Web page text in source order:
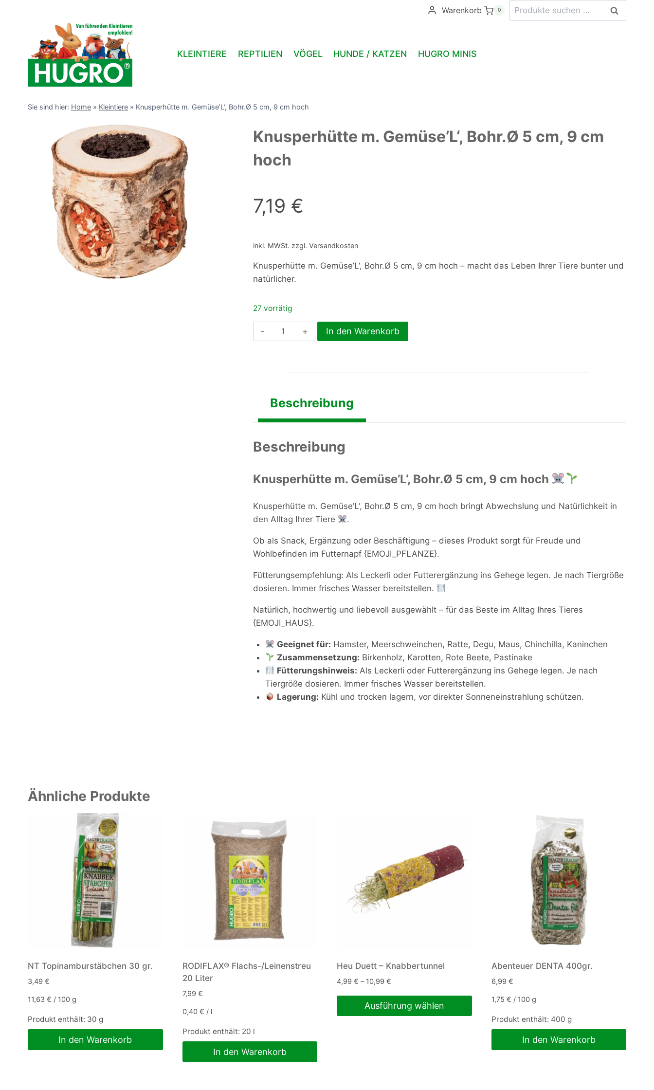
Warenkorb 0
Suchen
nach:
Suchen
KLEINTIERE REPTILIEN VÖGEL HUNDE / KATZEN HUGRO MINIS
Sie sind hier: Home » Kleintiere » Knusperhütte m. Gemüse’L‘, Bohr.Ø 5 cm, 9 cm hoch
Knusperhütte m. Gemüse’L‘, Bohr.Ø 5 cm, 9 cm
hoch
7,19 €
inkl. MWSt. zzgl. Versandkosten
Knusperhütte m. Gemüse’L‘, Bohr.Ø 5 cm, 9 cm hoch – macht das Leben Ihrer Tiere bunter und
natürlicher.
27 vorrätig
Knusperhütte
m.
9
cm
Menge
In den Warenkorb
Beschreibung
Beschreibung
Knusperhütte m. Gemüse’L‘, Bohr.Ø 5 cm, 9 cm hoch
Knusperhütte m. Gemüse’L‘, Bohr.Ø 5 cm, 9 cm hoch bringt Abwechslung und Natürlichkeit in
den Alltag Ihrer Tiere
.
Ob als Snack, Ergänzung oder Beschäftigung – dieses Produkt sorgt für Freude und
Wohlbefinden im Futternapf {EMOJI_PFLANZE}.
Fütterungsempfehlung: Als Leckerli oder Futterergänzung ins Gehege legen. Je nach Tiergröße
dosieren. Immer frisches Wasser bereitstellen.
Natürlich, hochwertig und liebevoll ausgewählt – für das Beste im Alltag Ihres Tieres
{EMOJI_HAUS}.
Geeignet für: Hamster, Meerschweinchen, Ratte, Degu, Maus, Chinchilla, Kaninchen
Zusammensetzung: Birkenholz, Karotten, Rote Beete, Pastinake
Fütterungshinweis: Als Leckerli oder Futterergänzung ins Gehege legen. Je nach
Tiergröße dosieren. Immer frisches Wasser bereitstellen.
Lagerung: Kühl und trocken lagern, vor direkter Sonneneinstrahlung schützen.
Ähnliche Produkte
NT Topinamburstäbchen 30 gr.
3,49 €
11,63 € / 100 g
Produkt enthält: 30 g
In den Warenkorb
RODIFLAX® Flachs-/Leinenstreu
20 Liter
7,99 €
0,40 € / l
Produkt enthält: 20 l
In den Warenkorb
Heu Duett – Knabbertunnel
4,99 € – 10,99 €
Ausführung wählen
Abenteuer DENTA 400gr.
6,99 €
1,75 € / 100 g
Produkt enthält: 400 g
In den Warenkorb
Gemüse'L',
Bohr.Ø